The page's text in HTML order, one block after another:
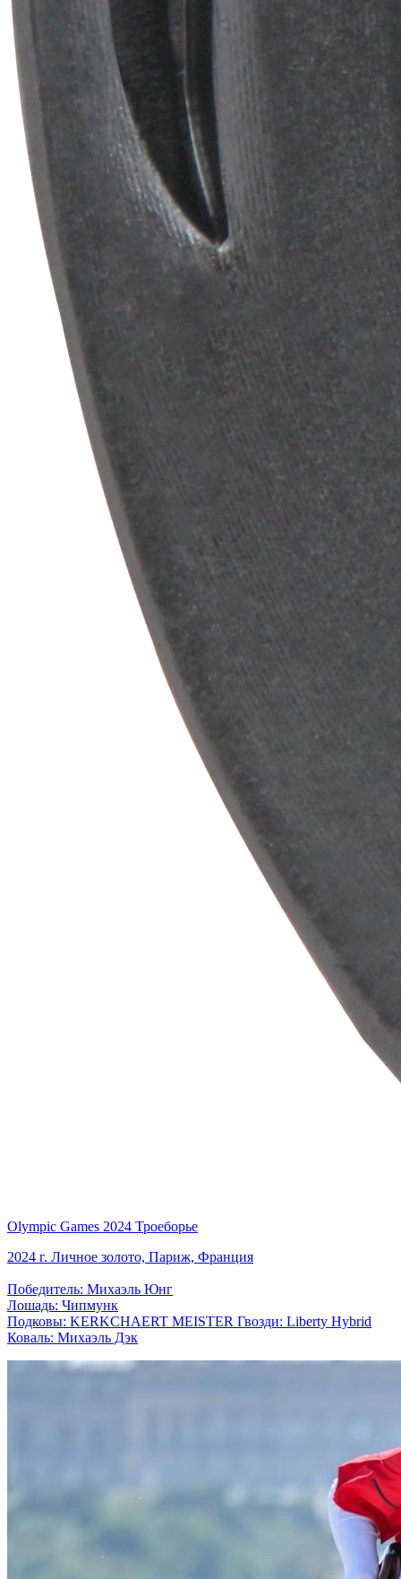
Olympic Games 2024 Троеборье
2024 г. Личное золото, Париж, Франция
Победитель: Михаэль Юнг
Лошадь: Чипмунк
Подковы: KERKCHAERT MEISTER Гвозди: Liberty Hybrid
Коваль: Михаэль Дэк